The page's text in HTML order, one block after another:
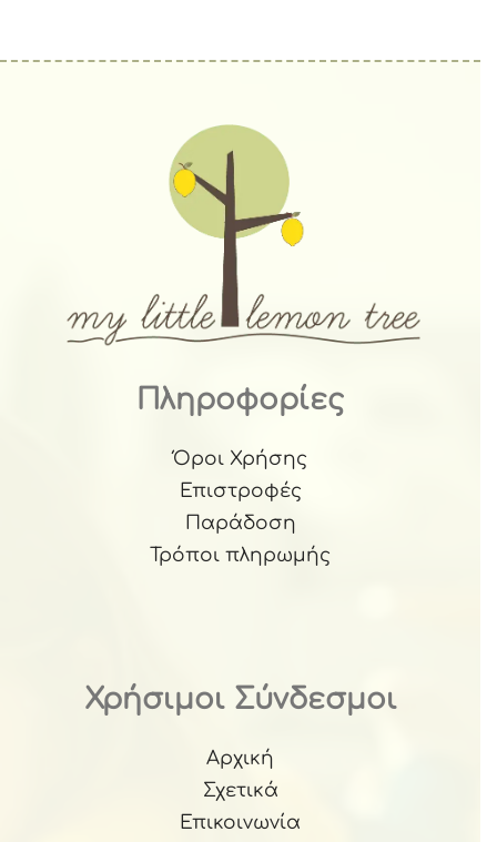
Πληροφορίες
Όροι Χρήσης
Επιστροφές
Παράδοση
Τρόποι πληρωμής
Χρήσιμοι Σύνδεσμοι
Αρχική
Σχετικά
Επικοινωνία